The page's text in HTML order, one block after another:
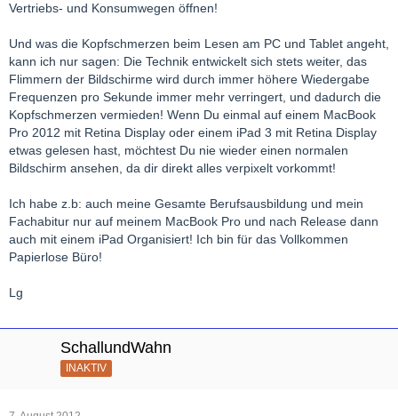
Vertriebs- und Konsumwegen öffnen!
Und was die Kopfschmerzen beim Lesen am PC und Tablet angeht,
kann ich nur sagen: Die Technik entwickelt sich stets weiter, das
Flimmern der Bildschirme wird durch immer höhere Wiedergabe
Frequenzen pro Sekunde immer mehr verringert, und dadurch die
Kopfschmerzen vermieden! Wenn Du einmal auf einem MacBook
Pro 2012 mit Retina Display oder einem iPad 3 mit Retina Display
etwas gelesen hast, möchtest Du nie wieder einen normalen
Bildschirm ansehen, da dir direkt alles verpixelt vorkommt!
Ich habe z.b: auch meine Gesamte Berufsausbildung und mein
Fachabitur nur auf meinem MacBook Pro und nach Release dann
auch mit einem iPad Organisiert! Ich bin für das Vollkommen
Papierlose Büro!
Lg
SchallundWahn
INAKTIV